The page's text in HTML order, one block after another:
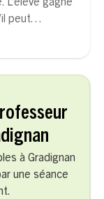
à Gradignan
une séance
L’élève gagne
peut…